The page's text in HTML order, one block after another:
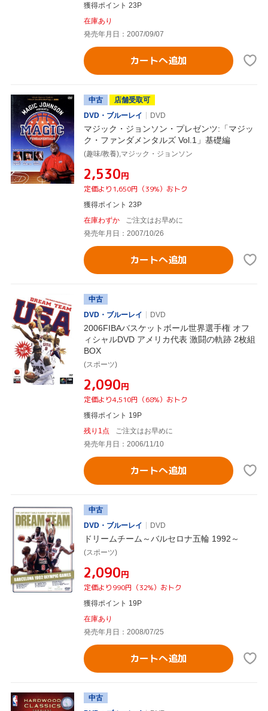
獲得ポイント 23P
在庫あり
発売年月日：2007/09/07
カートへ追加
中古
店舗受取可
DVD・ブルーレイ
DVD
マジック・ジョンソン・プレゼンツ:「マジッ
ク・ファンダメンタルズ Vol.1」基礎編
(趣味/教養),マジック・ジョンソン
¥2,530円
定価より1,650円（39%）おトク
獲得ポイント 23P
在庫わずか
ご注文はお早めに
発売年月日：2007/10/26
カートへ追加
中古
DVD・ブルーレイ
DVD
2006FIBAバスケットボール世界選手権 オフ
ィシャルDVD アメリカ代表 激闘の軌跡 2枚組
BOX
(スポーツ)
¥2,090円
定価より4,510円（68%）おトク
獲得ポイント 19P
残り1点
ご注文はお早めに
発売年月日：2006/11/10
カートへ追加
中古
DVD・ブルーレイ
DVD
ドリームチーム～バルセロナ五輪 1992～
(スポーツ)
¥2,090円
定価より990円（32%）おトク
獲得ポイント 19P
在庫あり
発売年月日：2008/07/25
カートへ追加
中古